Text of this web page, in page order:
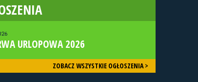
URLOPOWA 2026
ZOBACZ WSZYSTKIE OGŁOSZENIA >